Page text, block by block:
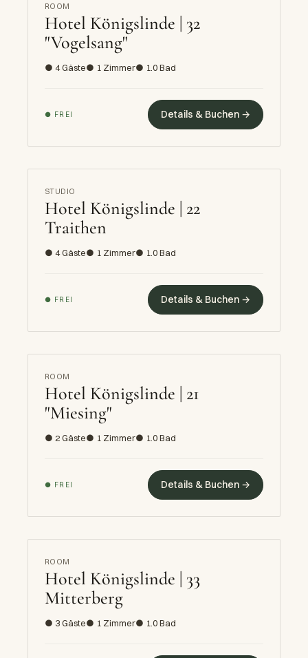
ROOM
Hotel Königslinde | 32
"Vogelsang"
● 4 Gäste● 1 Zimmer● 1.0 Bad
● FREI Details & Buchen →
STUDIO
Hotel Königslinde | 22
Traithen
● 4 Gäste● 1 Zimmer● 1.0 Bad
● FREI Details & Buchen →
ROOM
Hotel Königslinde | 21
"Miesing"
● 2 Gäste● 1 Zimmer● 1.0 Bad
● FREI Details & Buchen →
ROOM
Hotel Königslinde | 33
Mitterberg
● 3 Gäste● 1 Zimmer● 1.0 Bad